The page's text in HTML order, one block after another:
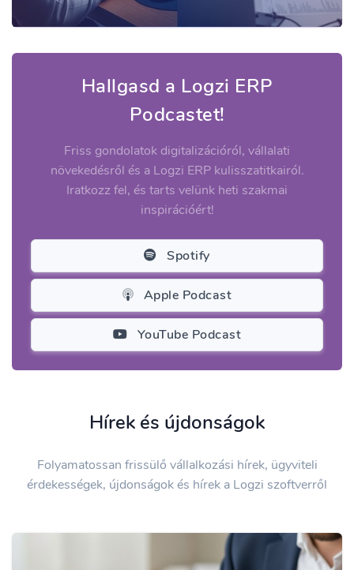
Hallgasd a Logzi ERP
Podcastet!
Friss gondolatok digitalizációról, vállalati
növekedésről és a Logzi ERP kulisszatitkairól.
Iratkozz fel, és tarts velünk heti szakmai
inspirációért!
Spotify
Apple Podcast
YouTube Podcast
Hírek és újdonságok
Folyamatossan frissülő vállalkozási hírek, ügyviteli
érdekességek, újdonságok és hírek a Logzi szoftverről